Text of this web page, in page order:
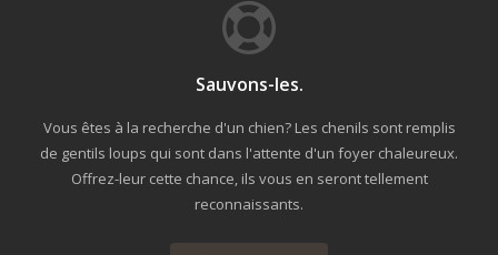
Sauvons-les.
Vous êtes à la recherche d'un chien? Les chenils sont remplis
de gentils loups qui sont dans l'attente d'un foyer chaleureux.
Offrez-leur cette chance, ils vous en seront tellement
reconnaissants.